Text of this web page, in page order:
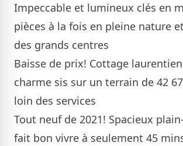
Impeccable et lumineux clés en
pièces à la fois en pleine nature
des grands centres
Baisse de prix! Cottage
charme sis sur un terrain de 42
loin des services
Tout neuf de 2021! Spacieux
fait bon vivre à seulement 45